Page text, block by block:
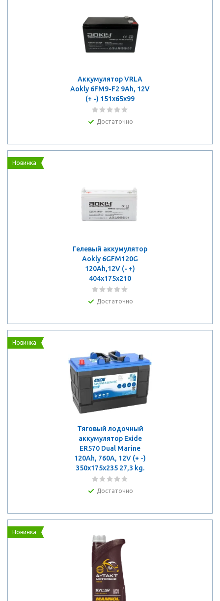
Аккумулятор VRLA
Aokly 6FM9-F2 9Ah, 12V
(+ -) 151x65x99
Достаточно
Новинка
Гелевый аккумулятор
Aokly 6GFM120G
120Ah,12V (- +)
404x175x210
Достаточно
Новинка
Тяговый лодочный
аккумулятор Exide
ER570 Dual Marine
120Ah, 760A, 12V (+ -)
350x175x235 27,3 kg.
Достаточно
Новинка